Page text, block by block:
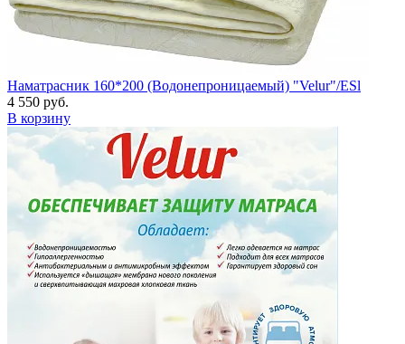
Наматрасник 160*200 (Водонепроницаемый) "Velur"/ESl
4 550 руб.
В корзину